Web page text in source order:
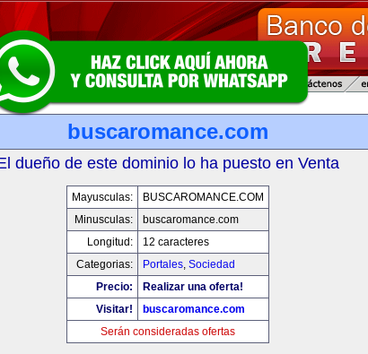
buscaromance.com
dueño de este dominio lo ha puesto en Venta
Mayusculas:
BUSCAROMANCE.COM
Minusculas:
buscaromance.com
Longitud:
12 caracteres
Categorias:
Portales, Sociedad
Precio:
Realizar una oferta!
Visitar!
buscaromance.com
Serán consideradas ofertas